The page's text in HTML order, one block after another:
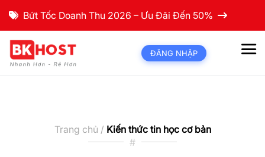
Bứt Tốc Doanh Thu 2026 – Ưu Đãi Đến 50%
ĐĂNG NHẬP
Trang chủ / Kiến thức tin học cơ bản
#